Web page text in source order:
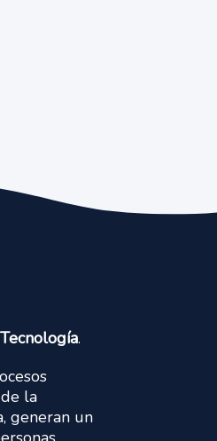
Tecnología.
la
generan un